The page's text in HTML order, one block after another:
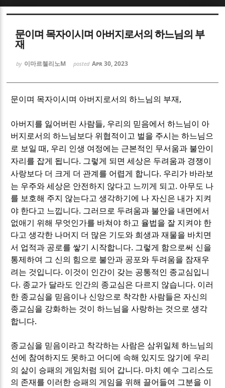
문이며 목자이시며 아버지로서의 하느님의 부
재
by 이마르첼리노M posted Apr 30, 2023
문이며 목자이시며 아버지로서의 하느님의 부재 ,
아버지를 잃어버린 사람들, 우리의 믿음에서 하느님이 아
버지로서의 하느님보다 위협적이고 벌을 주시는 하느님으
로 보일 때 , 우리 인생 여정에는 근본적인 무서움과 불안이
자리를 잡게 됩니다. 그렇게 되면 세상은 두려움과 경쟁이
사랑보다 더 크게 더 관계를 어렵게 합니다. 우리가 바라보
는 우주와 세상은 안전하지 않다고 느끼게 되고. 아무도 나
를 보호해 주지 않는다고 생각하기에 나 자신은 내가 지켜
야 한다고 느낍니다. 그러므로 두려움과 불안을 내면에서
없애기 위해 무엇인가를 바쳐야 하고 율법을 잘 지켜야 한
다고 생각한 나머지 더 많은 기도와 희생과 재물을 바치면
서 업적과 공로를 쌓기 시작합니다. 그렇게 함으로써 신을
통제하여 그 신의 힘으로 불안과 공포와 두려움을 잠재우
려는 것입니다. 이것이 인간이 갖는 공통적인 종교심입니
다. 종교가 달라도 인간의 종교심은 다르지 않습니다. 이러
한 종교심을 믿음이나 신앙으로 착각한 사람들은 자신의
종교심을 강화하는 것이 하느님을 사랑하는 것으로 생각
합니다.
종교심을 믿음이라고 착각하는 사람은 삼위일체 하느님의
선에 참여하지도 못하고 어디에 속해 있지도 않기에 우리
의 삶이 승패의 게임처럼 되어 갑니다. 마치 예수 그리스도
의 존재를 이러한 승패의 게임을 위해 끌어들여 그분을 이
Sketchbook5, 스케치북5
Sketchbook5, 스케치북5
Sketchbook5, 스케치북5
Sketchbook5, 스케치북5